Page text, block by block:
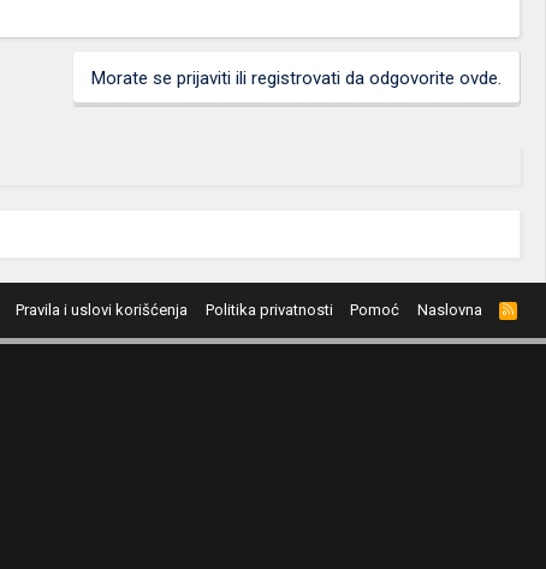
Morate se prijaviti ili registrovati da odgovorite ovde.
Pravila i uslovi korišćenja Politika privatnosti Pomoć Naslovna
R
S
S